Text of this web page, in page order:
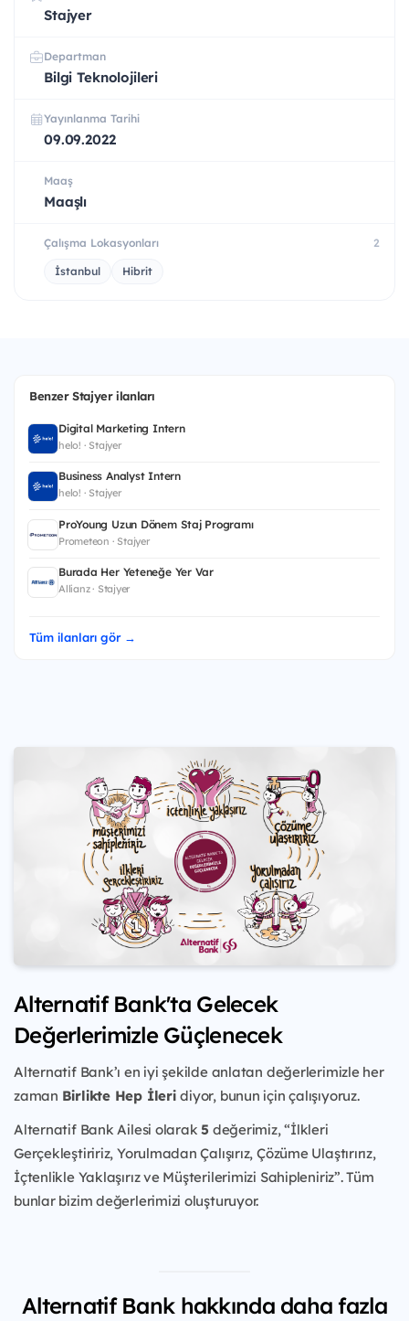
Stajyer
Departman
Bilgi Teknolojileri
Yayınlanma Tarihi
09.09.2022
Maaş
Maaşlı
Çalışma Lokasyonları 2
İstanbul Hibrit
Benzer Stajyer ilanları
Digital Marketing Intern
helo! · Stajyer
Business Analyst Intern
helo! · Stajyer
ProYoung Uzun Dönem Staj Programı
Prometeon · Stajyer
Burada Her Yeteneğe Yer Var
Allianz · Stajyer
Tüm ilanları gör →
Alternatif Bank'ta Gelecek
Değerlerimizle Güçlenecek
Alternatif Bank’ı en iyi şekilde anlatan değerlerimizle her
zaman Birlikte Hep İleridiyor, bunun için çalışıyoruz.
Alternatif Bank Ailesi olarak5 değerimiz, “İlkleri
Gerçekleştiririz, Yorulmadan Çalışırız, Çözüme Ulaştırırız,
İçtenlikle Yaklaşırız ve Müşterilerimizi Sahipleniriz”. Tüm
bunlar bizim değerlerimizi oluşturuyor.
Alternatif Bank hakkında daha fazla